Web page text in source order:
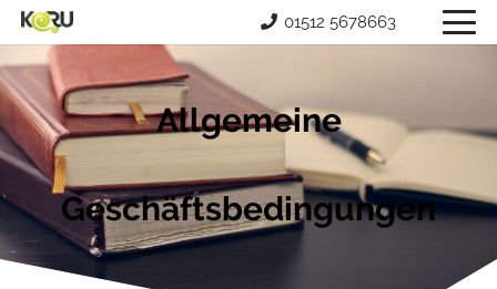
01512 5678663
Allgemeine
Geschäftsbedingungen